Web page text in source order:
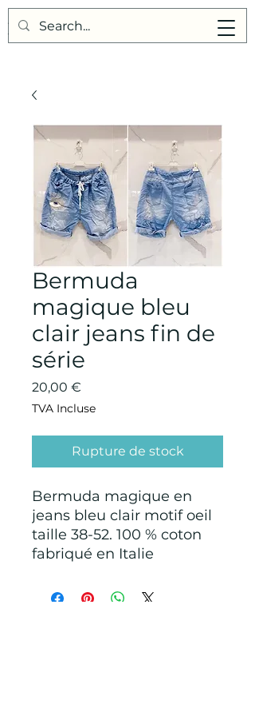
Points de Suture
Bermuda
magique bleu
clair jeans fin de
série
20,00 €
TVA Incluse
Rupture de stock
Bermuda magique en
jeans bleu clair motif oeil
taille 38-52. 100 % coton
fabriqué en Italie